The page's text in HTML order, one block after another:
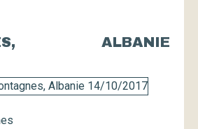
ALBANIE